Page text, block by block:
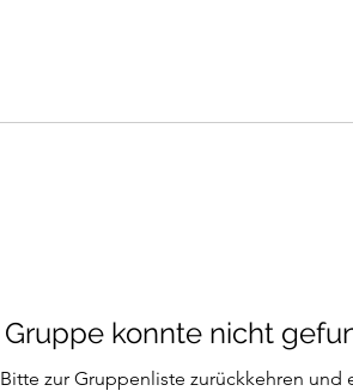
Gruppe konnte nicht
Bitte zur Gruppenliste zurückkehren und